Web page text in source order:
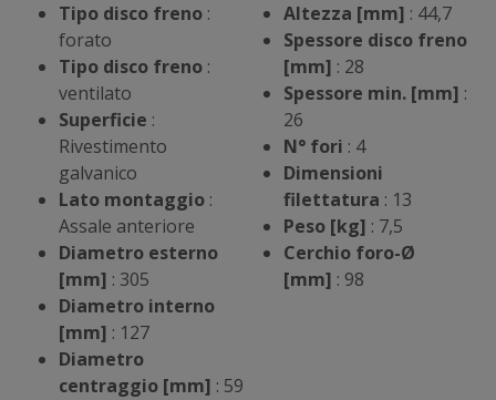
Tipo disco freno :
forato
Tipo disco freno :
ventilato
Superficie :
Rivestimento
galvanico
Lato montaggio :
Assale anteriore
Diametro esterno
[mm] : 305
Diametro interno
[mm] : 127
Diametro
centraggio [mm] : 59
Altezza [mm] : 44,7
Spessore disco freno
[mm] : 28
Spessore min. [mm] :
26
N° fori : 4
Dimensioni
filettatura : 13
Peso [kg] : 7,5
Cerchio foro-Ø
[mm] : 98